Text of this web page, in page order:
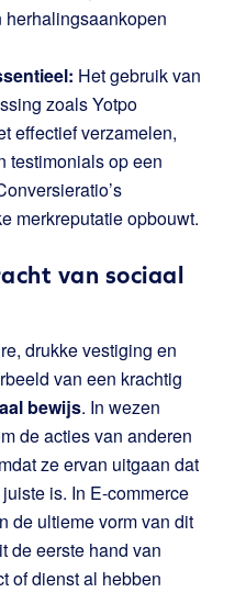
herhalingsaankopen
Het gebruik van
zoals Yotpo
effectief verzamelen,
testimonials op een
merkreputatie opbouwt.
van sociaal
drukke vestiging en
van een krachtig
bewijs. In wezen
de acties van anderen
ze ervan uitgaan dat
is. In E-commerce
de ultieme vorm van dit
de eerste hand van
of dienst al hebben